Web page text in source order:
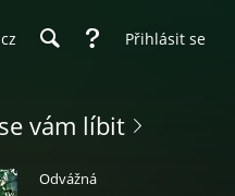
Přihlásit se
vám líbit
Odvážná